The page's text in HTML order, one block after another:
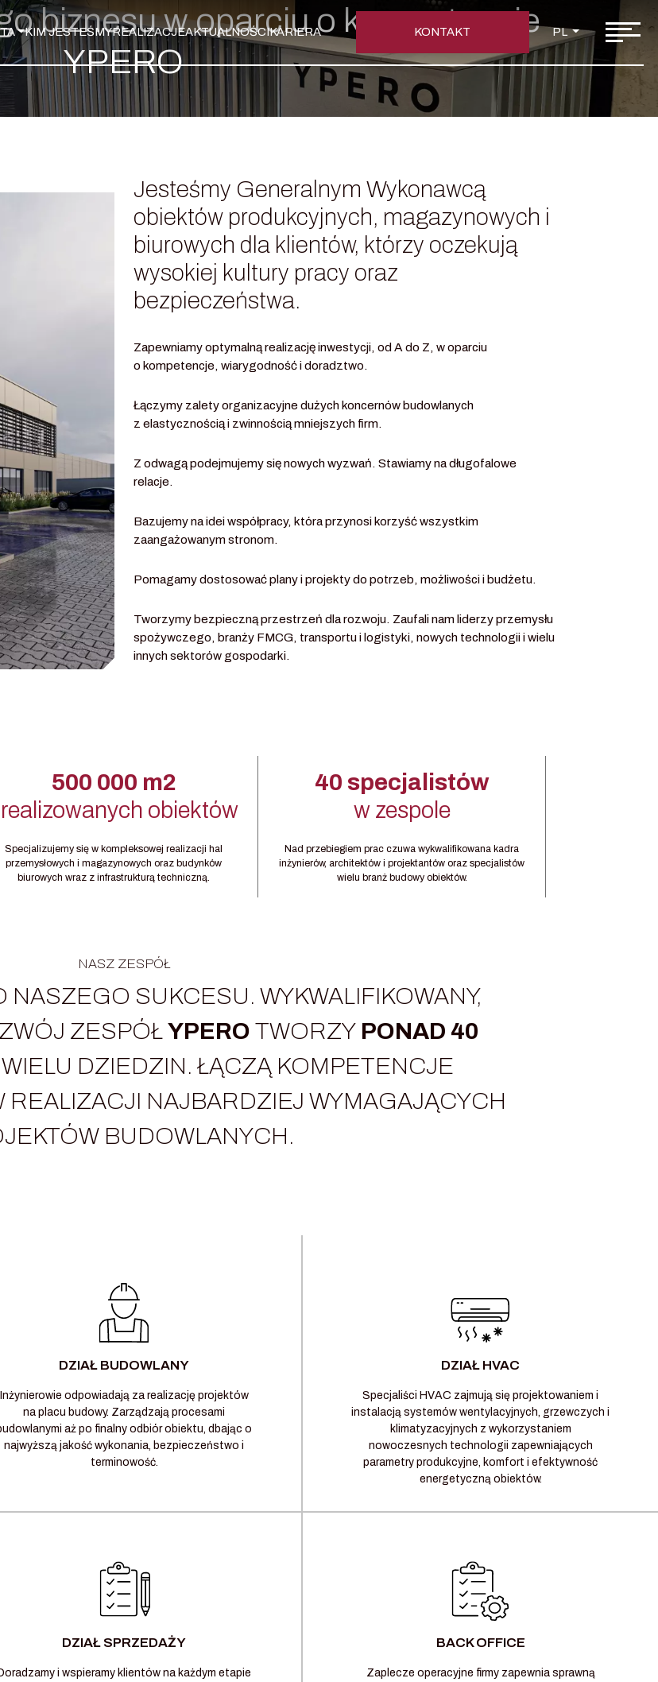
KIM JESTEŚMYREALIZACJEAKTUALNOŚCIKARIERA KONTAKT PL
biznesu w oparciu o kompetencje
YPERO
Jesteśmy Generalnym Wykonawcą
obiektów produkcyjnych, magazynowych i
biurowych dla klientów, którzy oczekują
wysokiej kultury pracy oraz
bezpieczeństwa.
Zapewniamy optymalną realizację inwestycji, od A do Z, w oparciu
o kompetencje, wiarygodność i doradztwo.
Łączymy zalety organizacyjne dużych koncernów budowlanych
z elastycznością i zwinnością mniejszych firm.
Z odwagą podejmujemy się nowych wyzwań. Stawiamy na długofalowe
relacje.
Bazujemy na idei współpracy, która przynosi korzyść wszystkim
zaangażowanym stronom.
Pomagamy dostosować plany i projekty do potrzeb, możliwości i budżetu.
Tworzymy bezpieczną przestrzeń dla rozwoju. Zaufali nam liderzy przemysłu
spożywczego, branży FMCG, transportu i logistyki, nowych technologii i wielu
innych sektorów gospodarki.
500 000 m2
obiektów
Specjalizujemy się w kompleksowej realizacji hal
przemysłowych i magazynowych oraz budynków
biurowych wraz z infrastrukturą techniczną.
40 specjalistów
w zespole
Nad przebiegiem prac czuwa wykwalifikowana kadra
inżynierów, architektów i projektantów oraz specjalistów
wielu branż budowy obiektów.
NASZ ZESPÓŁ
NASZEGO SUKCESU. WYKWALIFIKOWANY,
ZESPÓŁYPERO TWORZY PONAD 40
DZIEDZIN. ŁĄCZĄ KOMPETENCJE
NAJBARDZIEJ WYMAGAJĄCYCH
BUDOWLANYCH.
DZIAŁ BUDOWLANY
Inżynierowie odpowiadają za realizację projektów
na placu budowy. Zarządzają procesami
aż po finalny odbiór obiektu, dbając o
najwyższą jakość wykonania, bezpieczeństwo i
terminowość.
DZIAŁ HVAC
Specjaliści HVAC zajmują się projektowaniem i
instalacją systemów wentylacyjnych, grzewczych i
klimatyzacyjnych z wykorzystaniem
nowoczesnych technologii zapewniających
parametry produkcyjne, komfort i efektywność
energetyczną obiektów.
DZIAŁ SPRZEDAŻY
i wspieramy klientów na każdym etapie
BACK OFFICE
Zaplecze operacyjne firmy zapewnia sprawną